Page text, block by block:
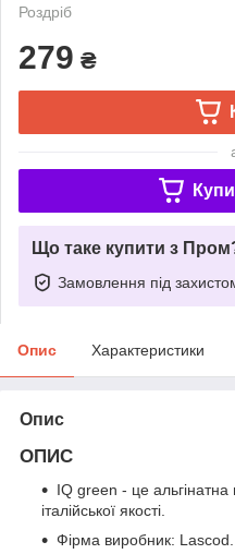
Роздріб
279 ₴
Що таке купити з
Замовлення під
Опис Характеристики
Опис
ОПИС
IQ green - це альгінатна
італійської якості.
Фірма виробник: Lascod.